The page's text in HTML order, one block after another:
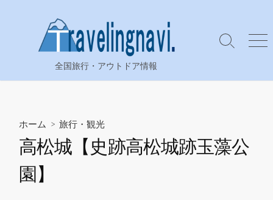
へ
全国旅行・アウトドア情報
検
り
メ
ー
ホーム > 旅行・観光
高松城【史跡高松城跡玉藻公
園】